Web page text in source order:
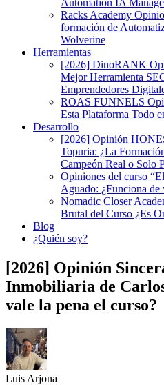
Automation IA
Racks Academy
formación de
Wolverine
Herramientas
[2026] DinoRANK
Mejor Herramienta
Emprendedores
ROAS FUNNELS
Esta Plataforma Todo
Desarrollo
[2026] Opinión
Topuria: ¿La
Campeón Real o Solo
Opiniones del curso
Aguado: ¿Funciona de
Nomadic Closer
Brutal del Curso ¿Es
Blog
¿Quién soy?
[2026] Opinión
Inmobiliaria de
vale la pena el curso?
Luis Arjona